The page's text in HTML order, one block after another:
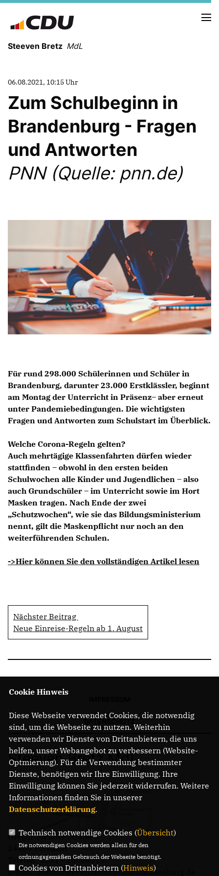
Steeven Bretz MdL
VITA
WAHLKREISBESUCHE
PRESSEFOTOS
MEIN BÜRGERBÜRO
Anträge CDU
Kleine Anfragen
CDU Deutschland
CDU Fraktion im Brandenburger Landtag
CDU Brandenburg
CDU Potsdam
06.08.2021, 10:15 Uhr
Zum Schulbeginn in
Brandenburg - Fragen
und Antworten
PNN (Quelle: pnn.de)
Für rund 298.000 Schülerinnen und Schüler in
Brandenburg, darunter 23.000 Erstklässler, beginnt
am Montag der Unterricht in Präsenz– aber erneut
unter Pandemiebedingungen. Die wichtigsten
Fragen und Antworten zum Schulstart im Überblick.
Welche Corona-Regeln gelten?
Auch mehrtägige Klassenfahrten dürfen wieder
stattfinden – obwohl in den ersten beiden
Schulwochen alle Kinder und Jugendlichen – also
auch Grundschüler – im Unterricht sowie im Hort
Masken tragen. Nach Ende der zwei
Schutzwochen“, wie sie das Bildungsministerium
nennt, gilt die Maskenpflicht nur noch an den
weiterführenden Schulen.
->Hier können Sie den vollständigen Artikel lesen
Nächster Beitrag
Neue Einreise-Regeln ab 1. August
Steeven Bretz MdL
Gregor-Mendel-Straße 3
14469 Potsdam
Telefon: 0331 - 20085713
E-Mail: buero.steeven.bretz@mdl.brandenburg.de
Cookie Hinweis
Diese Webseite verwendet Cookies, die notwendig
sind, um die Webseite zu nutzen. Weiterhin
verwenden wir Dienste von Drittanbietern, die uns
helfen, unser Webangebot zu verbessern (Website-
Optmierung). Für die Verwendung bestimmter
Dienste, benötigen wir Ihre Einwilligung. Ihre
Einwilligung können Sie jederzeit widerrufen. Weitere
Informationen finden Sie in unserer
Datenschutzerklärung.
Technisch notwendige Cookies (Übersicht)
Die notwendigen Cookies werden allein für den
ordnungsgemäßen Gebrauch der Webseite benötigt.
Cookies von Drittanbietern (Hinweis)